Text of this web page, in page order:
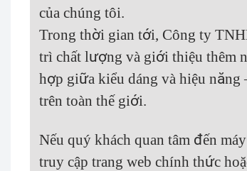
của chúng tôi.
Trong thời gian tới, Công ty
trì chất lượng và giới thiệu thêm
hợp giữa kiểu dáng và hiệu
trên toàn thế giới.
Nếu quý khách quan tâm đến
truy cập trang web chính thức